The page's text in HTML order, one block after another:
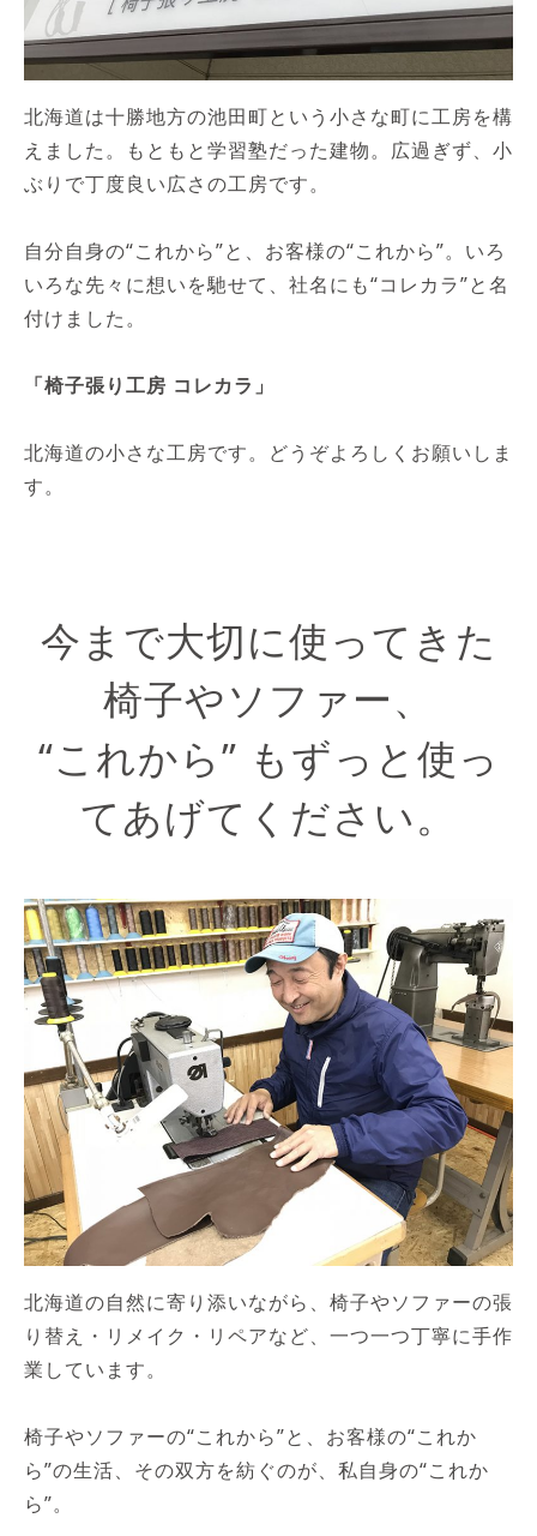
北海道は十勝地方の池田町という小さな町に工房を構
えました。もともと学習塾だった建物。広過ぎず、小
ぶりで丁度良い広さの工房です。
自分自身の“これから”と、お客様の“これから”。いろ
いろな先々に想いを馳せて、社名にも“コレカラ”と名
付けました。
「椅子張り工房 コレカラ」
北海道の小さな工房です。どうぞよろしくお願いしま
す。
今まで大切に使ってきた
椅子やソファー、
“これから” もずっと使っ
てあげてください。
北海道の自然に寄り添いながら、椅子やソファーの張
り替え・リメイク・リペアなど、一つ一つ丁寧に手作
業しています。
椅子やソファーの“これから”と、お客様の“これか
ら”の生活、その双方を紡ぐのが、私自身の“これか
ら”。